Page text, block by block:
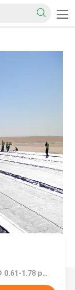
Preis：USD 0.61-1.78 per square meter